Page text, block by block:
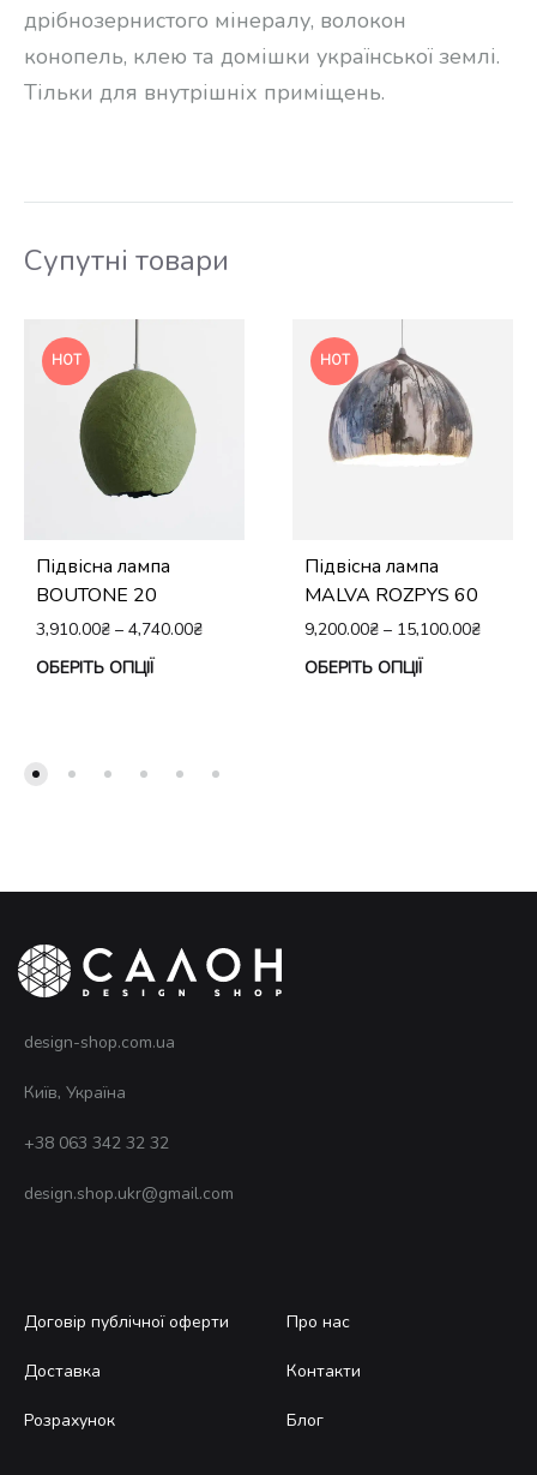
дрібнозернистого мінералу, волокон
конопель, клею та домішки української землі.
Тільки для внутрішніх приміщень.
Супутні товари
HOT
Підвісна лампа
BOUTONE 20
3,910.00₴ – 4,740.00₴
ОБЕРІТЬ ОПЦІЇ
сторінці
товару
HOT
Підвісна лампа
MALVA ROZPYS 60
9,200.00₴ – 15,100.00₴
ОБЕРІТЬ ОПЦІЇ
design-shop.com.ua
Київ, Україна
+38 063 342 32 32
design.shop.ukr@gmail.com
Договір публічної оферти
Доставка
Розрахунок
Про нас
Контакти
Блог